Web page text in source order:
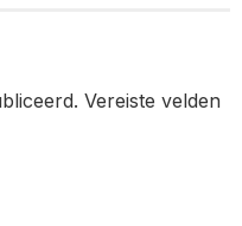
Vereiste velden